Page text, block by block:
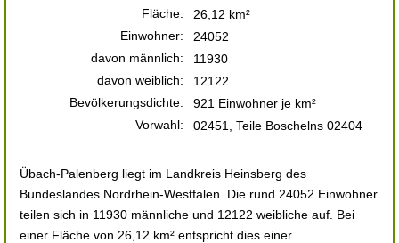
Fläche:
26,12 km²
Einwohner:
24052
davon männlich:
11930
davon weiblich:
12122
Bevölkerungsdichte:
921 Einwohner je km²
Vorwahl:
02451, Teile Boschelns 02404
Übach-Palenberg liegt im Landkreis Heinsberg des
Bundeslandes Nordrhein-Westfalen. Die rund 24052 Einwohner
teilen sich in 11930 männliche und 12122 weibliche auf. Bei
einer Fläche von 26,12 km² entspricht dies einer